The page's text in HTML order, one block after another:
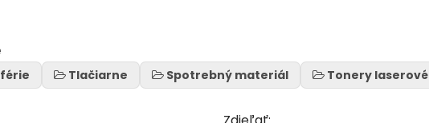
Tlačiarne Spotrebný materiál Tonery laserové